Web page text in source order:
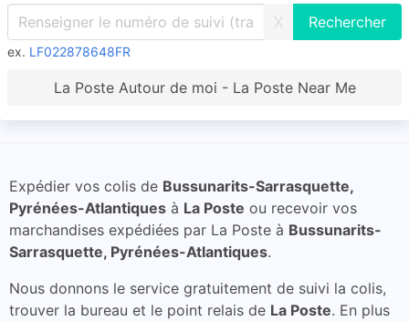
X
ex. LF022878648FR
La Poste Autour de moi - La Poste Near Me
Expédier vos colis de Bussunarits-Sarrasquette,
Pyrénées-Atlantiques à La Poste ou recevoir vos
marchandises expédiées par La Poste à Bussunarits-
Sarrasquette, Pyrénées-Atlantiques.
Nous donnons le service gratuitement de suivi la colis,
trouver la bureau et le point relais de La Poste. En plus